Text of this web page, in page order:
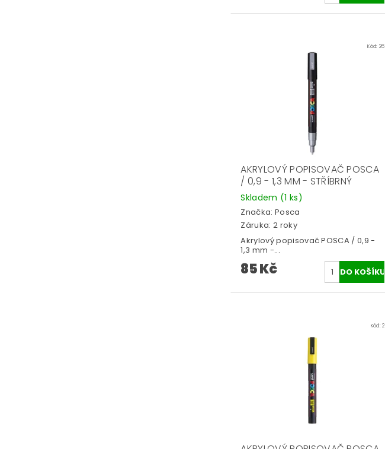
Kód: 26
AKRYLOVÝ POPISOVAČ POSCA
/ 0,9 - 1,3 MM - STŘÍBRNÝ
Skladem (1 ks)
Značka: Posca
Záruka: 2 roky
Akrylový popisovač POSCA / 0,9 -
1,3 mm -...
85 Kč
Kód:2